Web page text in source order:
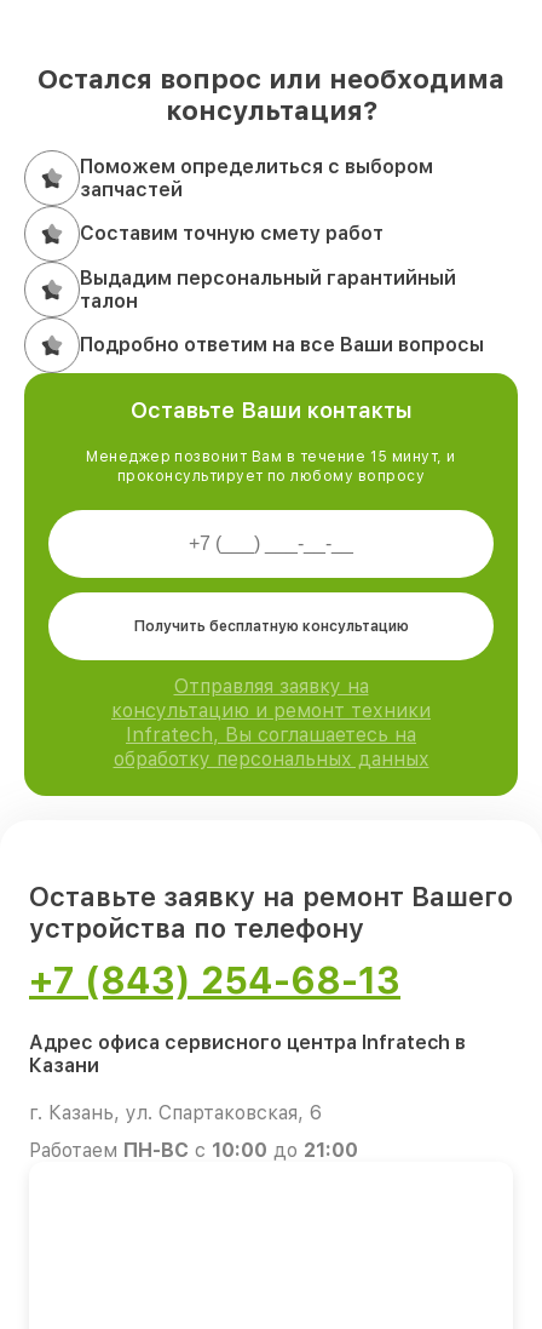
Остался вопрос или необходима
консультация?
Поможем определиться с выбором
запчастей
Составим точную смету работ
Выдадим персональный гарантийный
талон
Подробно ответим на все Ваши вопросы
Оставьте Ваши контакты
Менеджер позвонит Вам в течение 15 минут, и
проконсультирует по любому вопросу
Получить бесплатную консультацию
Отправляя заявку на
консультацию и ремонт техники
Infratech, Вы соглашаетесь на
обработку персональных данных
Оставьте заявку на ремонт Вашего
устройства по телефону
+7 (843) 254-68-13
Адрес офиса сервисного центра Infratech в
Казани
г. Казань, ул. Спартаковская, 6
Работаем ПН-ВС с 10:00 до 21:00